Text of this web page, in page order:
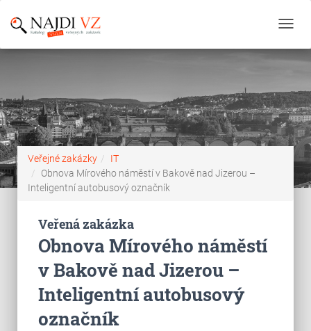
Veřejné zakázky
IT
Obnova Mírového náměstí v Bakově nad Jizerou –
Inteligentní autobusový označník
Veřená zakázka
Obnova Mírového náměstí
v Bakově nad Jizerou –
Inteligentní autobusový
označník